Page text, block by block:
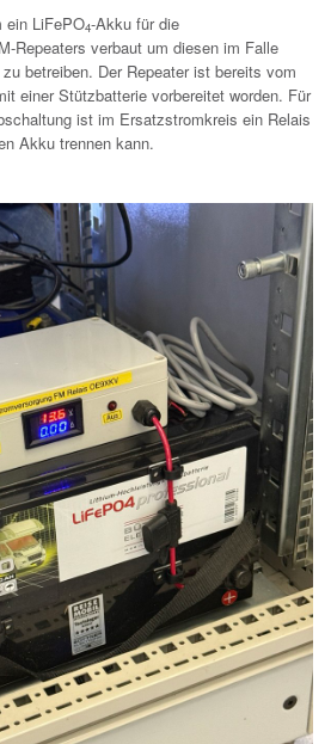
ein LiFePO4-Akku für die
Repeaters verbaut um diesen im Falle
betreiben. Der Repeater ist bereits vom
einer Stützbatterie vorbereitet worden. Für
ist im Ersatzstromkreis ein Relais
Akku trennen kann.